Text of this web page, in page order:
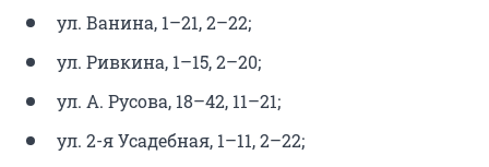
ул. Ванина, 1–21, 2–22;
ул. Ривкина, 1–15, 2–20;
ул. А. Русова, 18–42, 11–21;
ул. 2-я Усадебная, 1–11, 2–22;